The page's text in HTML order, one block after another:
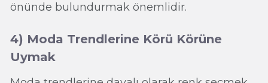
önünde bulundurmak önemlidir.
4) Moda Trendlerine Körü Körüne
Uymak